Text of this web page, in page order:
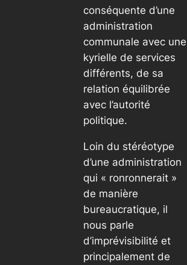
conséquente d’une
administration
communale avec une
kyrielle de services
différents, de sa
relation équilibrée
avec l’autorité
politique.
Loin du stéréotype
d’une administration
qui « ronronnerait »
de manière
bureaucratique, il
nous parle
d’imprévisibilité et
principalement de